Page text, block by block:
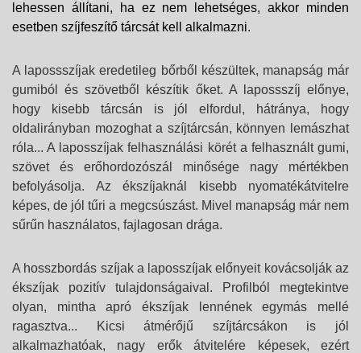
lehessen állítani, ha ez nem lehetséges, akkor minden
esetben szíjfeszítő tárcsát kell alkalmazni.
A lapossszíjak eredetileg bőrből készültek, manapság már
gumiból és szövetből készítik őket. A lapossszíj előnye,
hogy kisebb tárcsán is jól elfordul, hátránya, hogy
oldalirányban mozoghat a szíjtárcsán, könnyen lemászhat
róla...A laposszíjak felhasználási körét a felhasznált gumi,
szövet és erőhordozószál minősége nagy mértékben
befolyásolja. Az ékszíjaknál kisebb nyomatékátvitelre
képes, de jól tűri a megcsúszást. Mivel manapság már nem
sűrűn használatos, fajlagosan drága.
A hosszbordás szíjak a laposszíjak előnyeit kovácsolják az
ékszíjak pozitív tulajdonságaival. Profilból megtekintve
olyan, mintha apró ékszíjak lennének egymás mellé
ragasztva... Kicsi átmérőjű szíjtárcsákon is jól
alkalmazhatóak, nagy erők átvitelére képesek, ezért